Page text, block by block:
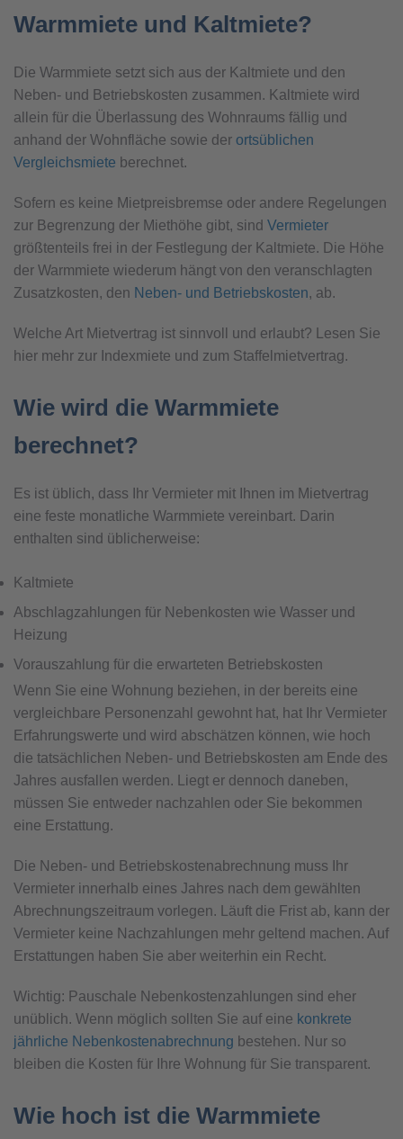
Warmmiete und Kaltmiete?
Die Warmmiete setzt sich aus der Kaltmiete und den
Neben- und Betriebskosten zusammen. Kaltmiete wird
allein für die Überlassung des Wohnraums fällig und
anhand der Wohnfläche sowie der ortsüblichen
Vergleichsmiete berechnet.
Sofern es keine Mietpreisbremse oder andere Regelungen
zur Begrenzung der Miethöhe gibt, sind Vermieter
größtenteils frei in der Festlegung der Kaltmiete. Die Höhe
der Warmmiete wiederum hängt von den veranschlagten
Zusatzkosten, den Neben- und Betriebskosten, ab.
Welche Art Mietvertrag ist sinnvoll und erlaubt? Lesen Sie
hier mehr zur Indexmiete und zum Staffelmietvertrag.
Wie wird die Warmmiete
berechnet?
Es ist üblich, dass Ihr Vermieter mit Ihnen im Mietvertrag
eine feste monatliche Warmmiete vereinbart. Darin
enthalten sind üblicherweise:
Kaltmiete
Abschlagzahlungen für Nebenkosten wie Wasser und
Heizung
Vorauszahlung für die erwarteten Betriebskosten
Wenn Sie eine Wohnung beziehen, in der bereits eine
vergleichbare Personenzahl gewohnt hat, hat Ihr Vermieter
Erfahrungswerte und wird abschätzen können, wie hoch
die tatsächlichen Neben- und Betriebskosten am Ende des
Jahres ausfallen werden. Liegt er dennoch daneben,
müssen Sie entweder nachzahlen oder Sie bekommen
eine Erstattung.
Die Neben- und Betriebskostenabrechnung muss Ihr
Vermieter innerhalb eines Jahres nach dem gewählten
Abrechnungszeitraum vorlegen. Läuft die Frist ab, kann der
Vermieter keine Nachzahlungen mehr geltend machen. Auf
Erstattungen haben Sie aber weiterhin ein Recht.
Wichtig: Pauschale Nebenkostenzahlungen sind eher
unüblich. Wenn möglich sollten Sie auf eine konkrete
jährliche Nebenkostenabrechnung bestehen. Nur so
bleiben die Kosten für Ihre Wohnung für Sie transparent.
Wie hoch ist die Warmmiete